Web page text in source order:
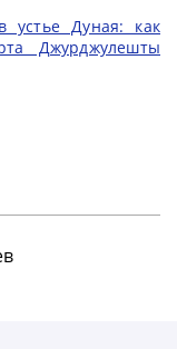
устье Дуная: как
Джурджулешты